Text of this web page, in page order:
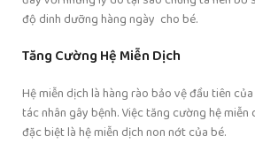
độ dinh dưỡng hàng ngày cho bé.
Tăng Cường Hệ Miễn Dịch
Hệ miễn dịch là hàng rào bảo vệ đầu tiên
tác nhân gây bệnh. Việc tăng cường hệ
đặc biệt là hệ miễn dịch non nớt của bé.